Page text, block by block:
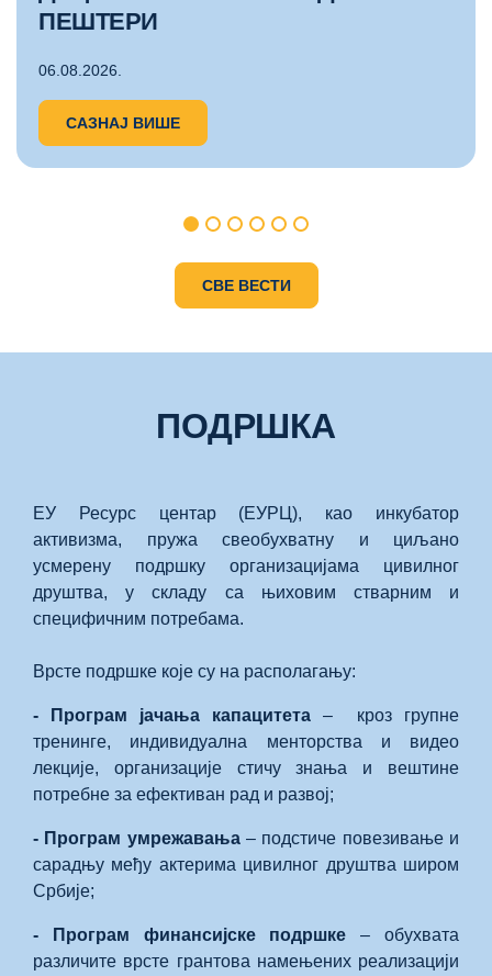
ПЕШТЕРИ
06.08.2026.
САЗНАЈ ВИШЕ
СВЕ ВЕСТИ
ПОДРШКА
ЕУ Ресурс центар (ЕУРЦ), као инкубатор
активизма, пружа свеобухватну и циљано
усмерену подршку организацијама цивилног
друштва, у складу са њиховим стварним и
специфичним потребама.
Врсте подршке које су на располагању:
- Програм јачања капацитета – кроз групне
тренинге, индивидуална менторства и видео
лекције, организације стичу знања и вештине
потребне за ефективан рад и развој;
- Програм умрежавања– подстиче повезивање и
сарадњу међу актерима цивилног друштва широм
Србије;
- Програм финансијске подршке – обухвата
различите врсте грантова намењених реализацији